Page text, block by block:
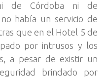
de Córdoba ni de
había un servicio de
que en el Hotel 5 de
por intrusos y los
a pesar de existir un
brindado por